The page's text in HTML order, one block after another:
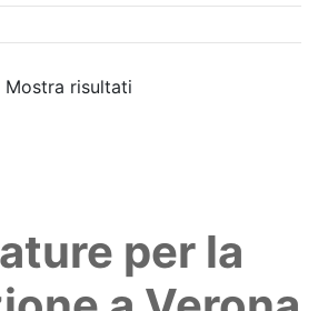
Mostra risultati
per la